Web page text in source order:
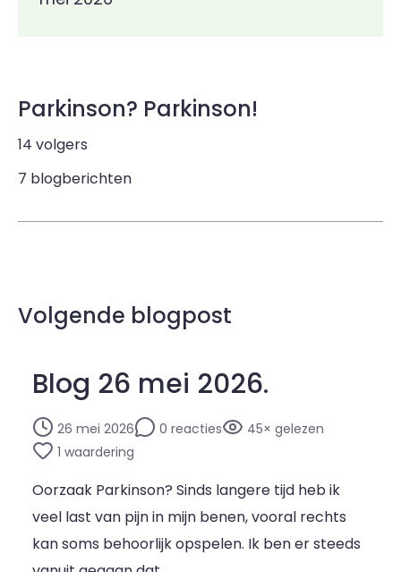
Parkinson? Parkinson!
14 volgers
7 blogberichten
Volgende blogpost
Blog 26 mei 2026.
26 mei 2026 0 reacties
45× gelezen
1 waardering
Oorzaak Parkinson? Sinds langere tijd heb ik
veel last van pijn in mijn benen, vooral rechts
kan soms behoorlijk opspelen. Ik ben er steeds